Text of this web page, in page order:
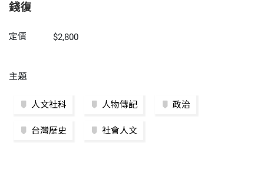
錢復
定價 $2,800
主題
人文社科 人物傳記 政治
台灣歷史 社會人文